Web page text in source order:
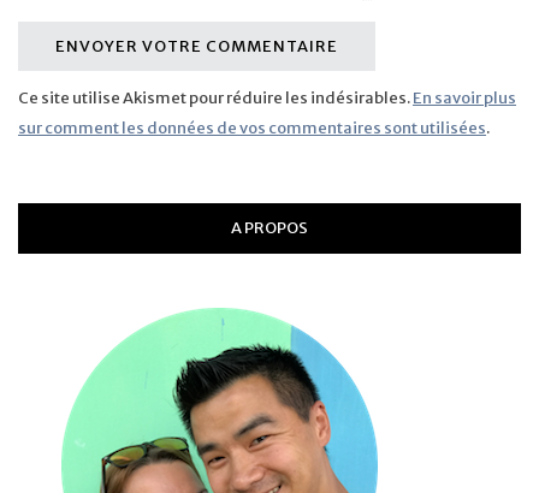
Ce site utilise Akismet pour réduire les indésirables.En savoir plus
sur comment les données de vos commentaires sont utilisées.
A PROPOS